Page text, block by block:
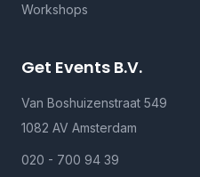
Workshops
Get Events B.V.
Van Boshuizenstraat 549
1082 AV Amsterdam
020 - 700 94 39